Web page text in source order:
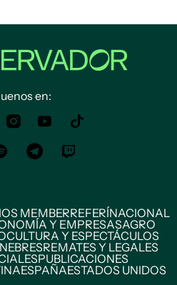
en:
MEMBERREFERÍNACIONAL
Y EMPRESASAGRO
CULTURA Y ESPECTÁCULOS
REMATES Y LEGALES
PUBLICACIONES
ESPAÑAESTADOS UNIDOS